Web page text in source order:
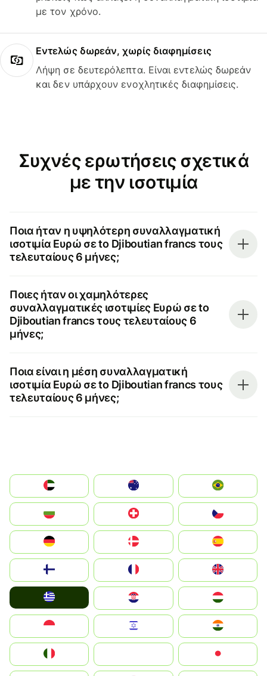
με τον χρόνο.
Εντελώς δωρεάν, χωρίς διαφημίσεις
Λήψη σε δευτερόλεπτα. Είναι εντελώς δωρεάν
και δεν υπάρχουν ενοχλητικές διαφημίσεις.
Συχνές ερωτήσεις σχετικά
με την ισοτιμία
Ποια ήταν η υψηλότερη συναλλαγματική
ισοτιμία Ευρώ σε to Djiboutian francs τους
τελευταίους 6 μήνες;
Ποιες ήταν οι χαμηλότερες
συναλλαγματικές ισοτιμίες Ευρώ σε to
Djiboutian francs τους τελευταίους 6
μήνες;
Ποια είναι η μέση συναλλαγματική
ισοτιμία Ευρώ σε to Djiboutian francs τους
τελευταίους 6 μήνες;
الإمارات العربية المتحدة
Switzerland
Deutschland
United Kingdom
Magyarország